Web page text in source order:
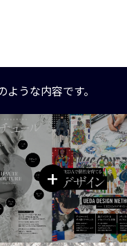
うな内容です。
+